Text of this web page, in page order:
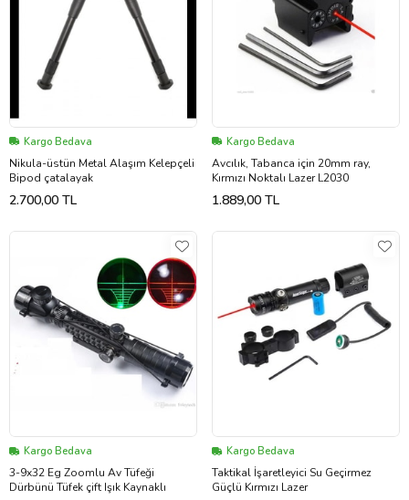
Kargo Bedava
Nikula-üstün Metal Alaşım Kelepçeli
Bipod çatalayak
2.700,00 TL
Kargo Bedava
Avcılık, Tabanca için 20mm ray,
Kırmızı Noktalı Lazer L2030
1.889,00 TL
Kargo Bedava
3-9x32 Eg Zoomlu Av Tüfeği
Dürbünü Tüfek çift Işık Kaynaklı
Kargo Bedava
Taktikal İşaretleyici Su Geçirmez
Güçlü Kırmızı Lazer